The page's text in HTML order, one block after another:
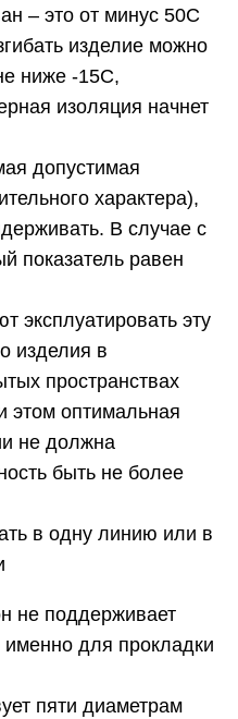
– это от минус 50С
изделие можно
ниже -15С,
изоляция начнет
допустимая
характера),
В случае с
показатель равен
эксплуатировать эту
изделия в
пространствах
этом оптимальная
не должна
быть не более
в одну линию или в
не поддерживает
именно для прокладки
пяти диаметрам